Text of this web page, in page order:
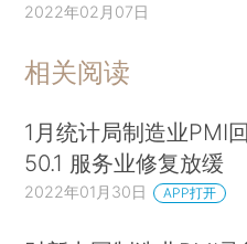
2022年02月07日
相关阅读
1月统计局制造业PMI
50.1 服务业修复放缓
2022年01月30日 APP打开